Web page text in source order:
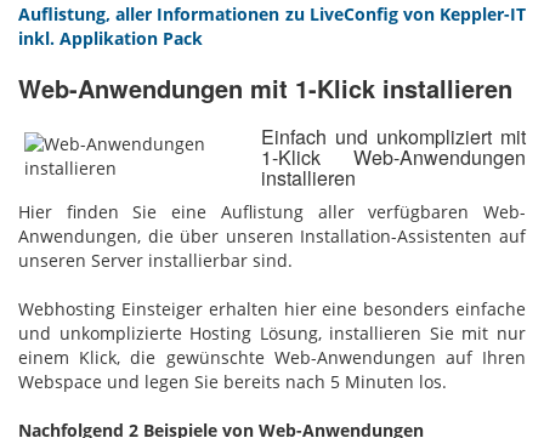
Auflistung, aller Informationen zu LiveConfig von Keppler-IT
inkl. Applikation Pack
Web-Anwendungen mit 1-Klick installieren
Einfach und unkompliziert mit
1-Klick Web-Anwendungen
installieren
Hier finden Sie eine Auflistung aller verfügbaren Web-
Anwendungen, die über unseren Installation-Assistenten auf
unseren Server installierbar sind.
Webhosting Einsteiger erhalten hier eine besonders einfache
und unkomplizierte Hosting Lösung, installieren Sie mit nur
einem Klick, die gewünschte Web-Anwendungen auf Ihren
Webspace und legen Sie bereits nach 5 Minuten los.
Nachfolgend 2 Beispiele von Web-Anwendungen